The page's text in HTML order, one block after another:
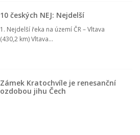
10 českých NEJ: Nejdelší
1. Nejdelší řeka na území ČR – Vltava
(430,2 km) Vltava...
Zámek Kratochvíle je renesanční
ozdobou jihu Čech